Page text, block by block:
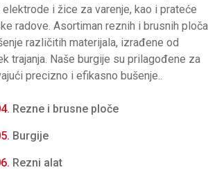
i žice za varenje, kao i prateće
radove. Asortiman reznih i brusnih ploča
različitih materijala, izrađene od
trajanja. Naše burgije su prilagođene za
precizno i efikasno bušenje..
Rezne i brusne ploče
Burgije
Rezni alat